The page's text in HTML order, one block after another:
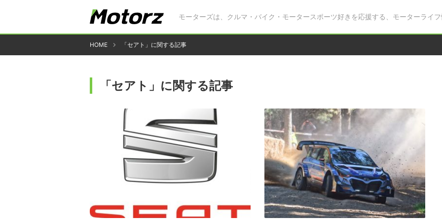
モーターズは、クルマ・バイク・モータースポーツ好きを応援する、モーターライフ
HOME 「セアト」に関する記事
「セアト」に関する記事